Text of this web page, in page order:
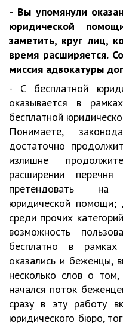
- Вы упомянули
юридической
заметить, круг лиц,
время расширяется.
миссия адвокатуры
- С бесплатной
оказывается в
бесплатной
Понимаете,
достаточно
излишне
расширении
претендовать на
юридической помощи;
среди прочих
возможность
бесплатно в рамках
оказались и беженцы,
несколько слов о
начался поток
сразу в эту работу
юридического бюро,